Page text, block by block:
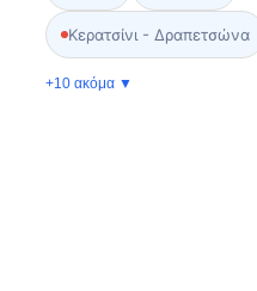
Κερατσίνι - Δραπετσώνα
+10 ακόμα ▼